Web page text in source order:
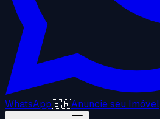
WhatsApp🇧🇷Anuncie seu Imóvel